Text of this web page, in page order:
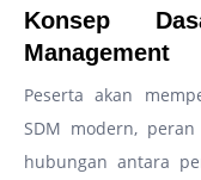
Konsep
Management
Peserta akan
SDM modern,
hubungan antara